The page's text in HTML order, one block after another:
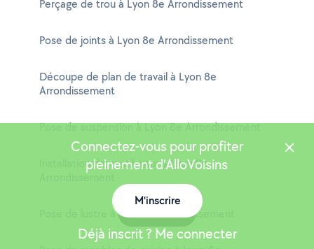
Perçage de trou à Lyon 8e Arrondissement
Pose de joints à Lyon 8e Arrondissement
Découpe de plan de travail à Lyon 8e
Arrondissement
Pose de suspension à Lyon 8e Arrondissement
Installation de ventilateur à Lyon 8e
Arrondissement
Pose de lustre à Lyon 8e Arrondissement
Connectez-vous pour profiter
pleinement d'AlloVoisins
M'inscrire
Déjà inscrit ? Me connecter